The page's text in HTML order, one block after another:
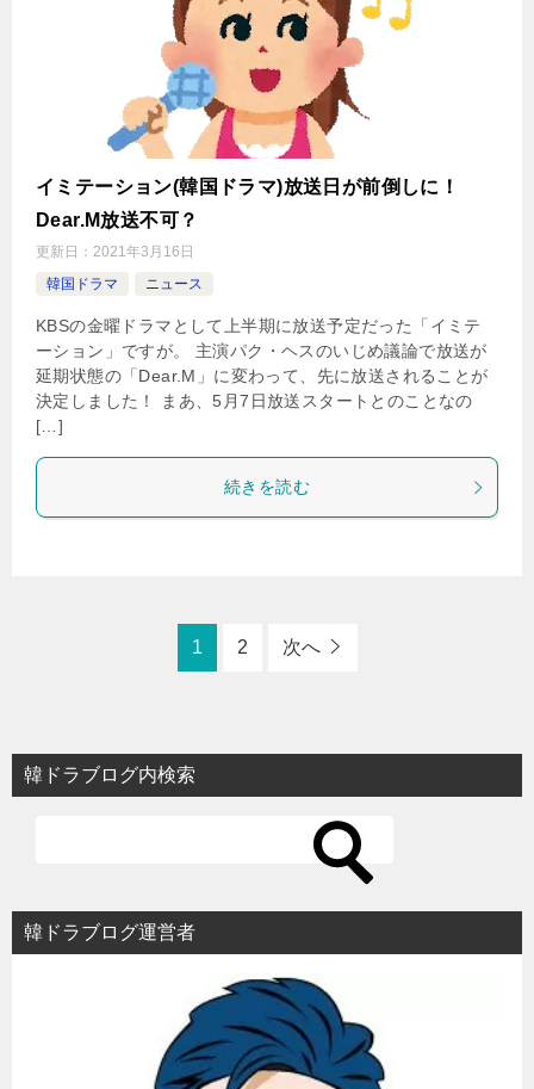
イミテーション(韓国ドラマ)放送日が前倒しに！
Dear.M放送不可？
更新日： 2021年3月16日
韓国ドラマ
ニュース
KBSの金曜ドラマとして上半期に放送予定だった「イミテ
ーション」ですが。 主演パク・ヘスのいじめ議論で放送が
延期状態の「Dear.M」に変わって、先に放送されることが
決定しました！ まあ、5月7日放送スタートとのことなの
[…]
続きを読む
1 2 次へ
韓ドラブログ内検索
韓ドラブログ運営者